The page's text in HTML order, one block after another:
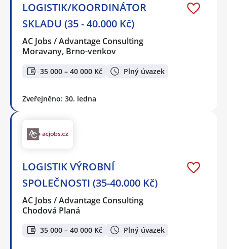
LOGISTIK/KOORDINÁTOR
SKLADU (35 - 40.000 Kč)
AC Jobs / Advantage Consulting
Moravany, Brno-venkov
35 000 – 40 000 Kč Plný úvazek
Zveřejněno: 30. ledna
LOGISTIK VÝROBNÍ
SPOLEČNOSTI (35-40.000 Kč)
AC Jobs / Advantage Consulting
Chodová Planá
35 000 – 40 000 Kč Plný úvazek